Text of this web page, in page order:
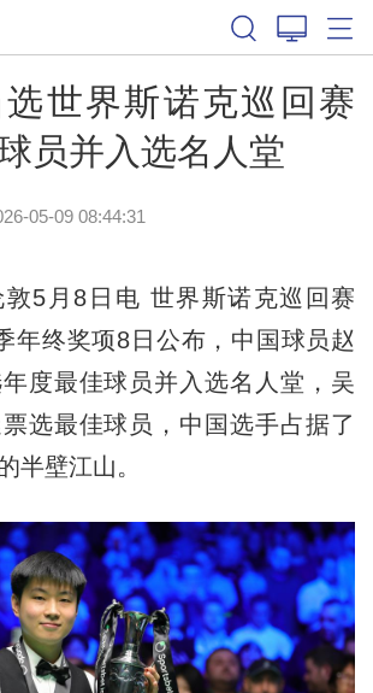
世界斯诺克巡回赛
员并入选名人堂
05-09 08:44:31
月8日电 世界斯诺克巡回赛
年终奖项8日公布，中国球员赵
度最佳球员并入选名人堂，吴
选最佳球员，中国选手占据了
半壁江山。